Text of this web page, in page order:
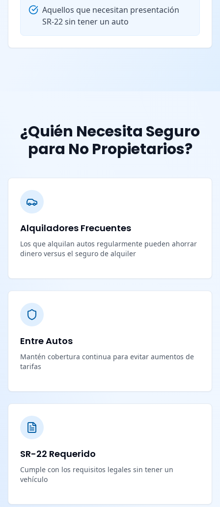
Aquellos que necesitan presentación
SR-22 sin tener un auto
¿Quién Necesita Seguro
para No Propietarios?
Alquiladores Frecuentes
Los que alquilan autos regularmente pueden ahorrar
dinero versus el seguro de alquiler
Entre Autos
Mantén cobertura continua para evitar aumentos de
tarifas
SR-22 Requerido
Cumple con los requisitos legales sin tener un
vehículo